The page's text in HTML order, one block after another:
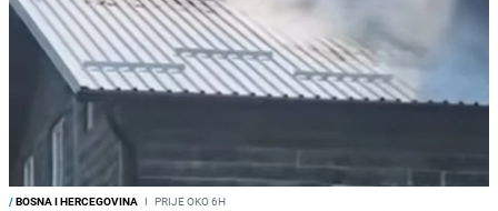
/BOSNA I HERCEGOVINA I PRIJE OKO 6H